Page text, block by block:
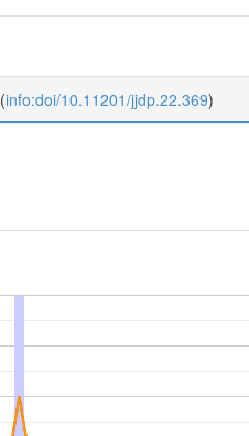
(info:doi/10.11201/jjdp.22.369)